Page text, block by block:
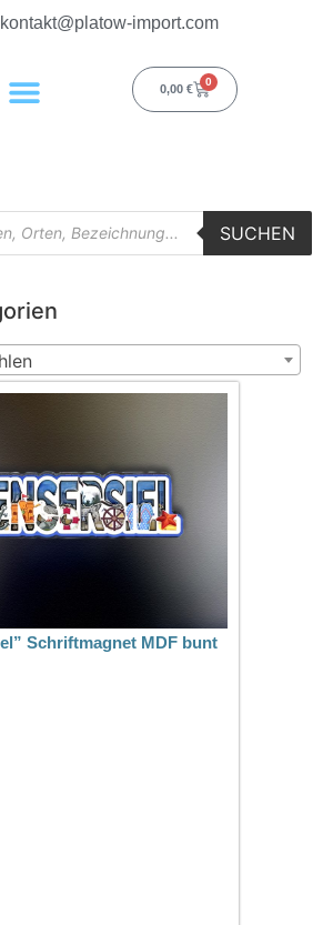
kontakt@platow-import.com
0,00 €
0
SUCHEN
Schriftmagnet MDF bunt